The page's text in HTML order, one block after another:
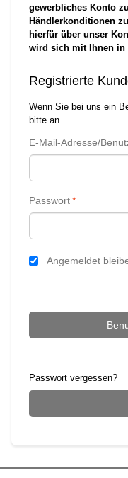
gewerbliches Konto
Händlerkonditionen
hierfür über unser
wird sich mit Ihnen in
Registrierte
Wenn Sie bei uns ein
bitte an.
E-Mail-Adresse/
*
Passwort
Angemeldet
Passwort vergessen?